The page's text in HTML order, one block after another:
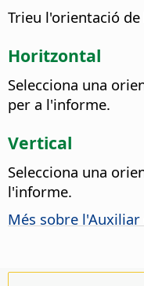
Trieu l'orientació
Horitzontal
Selecciona una
per a l'informe.
Vertical
Selecciona una
l'informe.
Més sobre